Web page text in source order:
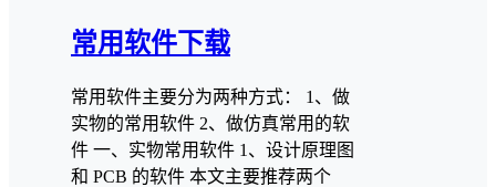
常用软件下载
常用软件主要分为两种方式： 1、做
实物的常用软件 2、做仿真常用的软
件 一、实物常用软件 1、设计原理图
和 PCB 的软件 本文主要推荐两个